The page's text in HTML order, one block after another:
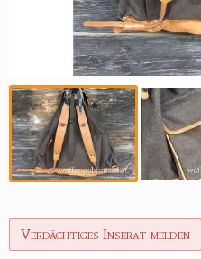
Verdächtiges Inserat melden